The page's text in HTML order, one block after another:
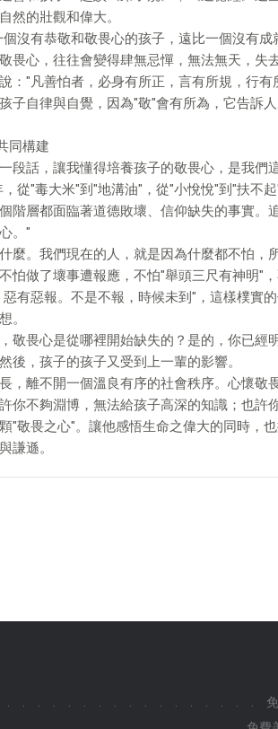
然的壯觀和偉大。
沒有恭敬和敬畏心的孩子，遠比一個沒有成
畏心，往往會變得肆無忌憚，無法無天，失
："凡善怕者，必身有所正，言有所規，行
子自律與自覺，因為"敬"會有所為，它告訴
同構建
段話，讓我懂得培養孩子的敬畏心，是我們
從"毒大米"到"地溝油"，從"小悅悅"到"扶不
階層都面臨著道德敗壞、信仰缺失的事實。
。"
麼。我們現在的人，就是因為什麼都不怕，
怕做了壞事遭報應，不怕"舉頭三尺有神明"，
有惡報。不是不報，時候未到"，這樣樸實
。
敬畏心是從哪裡開始缺失的？是的，你已經
後，孩子的孩子又受到上一輩的影響。
，離不開一個溫良有序的社會秩序。心懷敬
你不夠淵博，無法給孩子高深的知識；也許
"敬畏之心"。讓他感悟生命之偉大的同時，
謙遜。